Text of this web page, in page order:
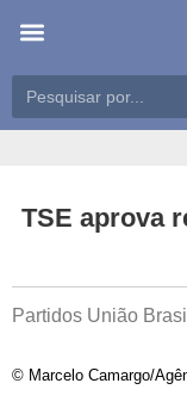
TSE aprova
Partidos União
© Marcelo Camargo/